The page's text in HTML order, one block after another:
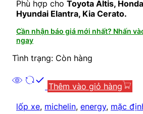
Phù hợp cho Toyota Altis,
Hyundai Elantra, Kia Cerato.
Cần nhận báo giá mới nhất? Nhấn
ngay
Tình trạng: Còn hàng
Thêm vào giỏ hàng
lốp xe, michelin, energy, mặc